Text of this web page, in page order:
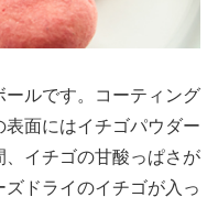
ルです。コーティング
面にはイチゴパウダー
イチゴの甘酸っぱさが
ドライのイチゴが入っ